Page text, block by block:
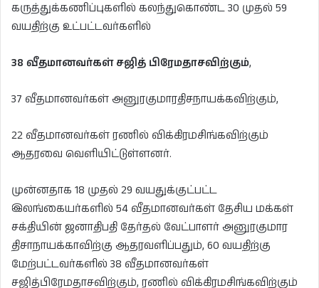
கருத்துக்கணிப்புகளில் கலந்துகொண்ட 30 முதல் 59
வயதிற்கு உட்பட்டவர்களில்
38 வீதமானவர்கள் சஜித் பிரேமதாசவிற்கும்,
37 வீதமானவர்கள் அனுரகுமாரதிசநாயக்கவிற்கும்,
22 வீதமானவர்கள் ரணில் விக்கிரமசிங்கவிற்கும்
ஆதரவை வெளியிட்டுள்ளனர்.
முன்னதாக 18 முதல் 29 வயதுக்குட்பட்ட
இலங்கையர்களில் 54 வீதமானவர்கள் தேசிய மக்கள்
சக்தியின் ஜனாதிபதி தேர்தல் வேட்பாளர் அனுரகுமார
திசாநாயக்காவிற்கு ஆதரவளிப்பதும், 60 வயதிற்கு
மேற்பட்டவர்களில் 38 வீதமானவர்கள்
சஜித்பிரேமதாசவிற்கும், ரணில் விக்கிரமசிங்கவிற்கும்